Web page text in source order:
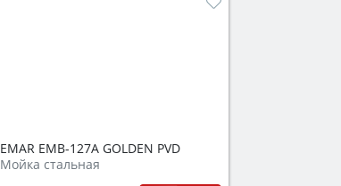
EMAR EMB-127A GOLDEN PVD
Мойка стальная